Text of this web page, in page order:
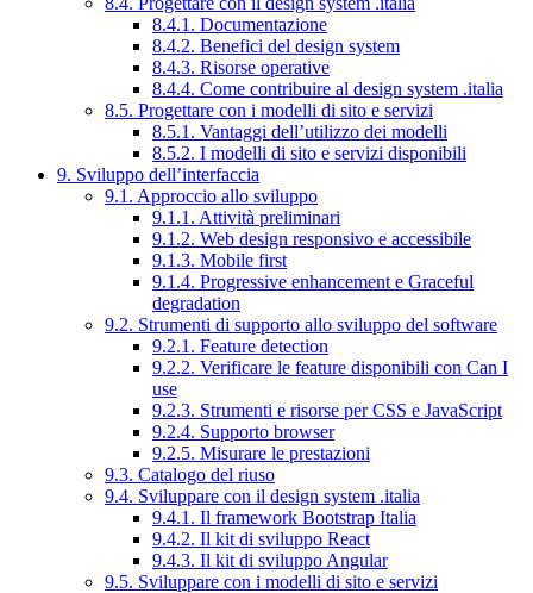
8.4.1. Documentazione
8.4.2. Benefici del design system
8.4.3. Risorse operative
8.4.4. Come contribuire al design system .italia
8.5. Progettare con i modelli di sito e servizi
8.5.1. Vantaggi dell’utilizzo dei modelli
8.5.2. I modelli di sito e servizi disponibili
9. Sviluppo dell’interfaccia
9.1. Approccio allo sviluppo
9.1.1. Attività preliminari
9.1.2. Web design responsivo e accessibile
9.1.3. Mobile first
9.1.4. Progressive enhancement e Graceful
degradation
9.2. Strumenti di supporto allo sviluppo del software
9.2.1. Feature detection
9.2.2. Verificare le feature disponibili con Can I
use
9.2.3. Strumenti e risorse per CSS e JavaScript
9.2.4. Supporto browser
9.2.5. Misurare le prestazioni
9.3. Catalogo del riuso
9.4. Sviluppare con il design system .italia
9.4.1. Il framework Bootstrap Italia
9.4.2. Il kit di sviluppo React
9.4.3. Il kit di sviluppo Angular
9.5. Sviluppare con i modelli di sito e servizi